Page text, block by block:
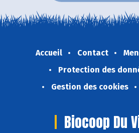
Accueil Contact
Protection des
Gestion des cookies
Biocoop Du